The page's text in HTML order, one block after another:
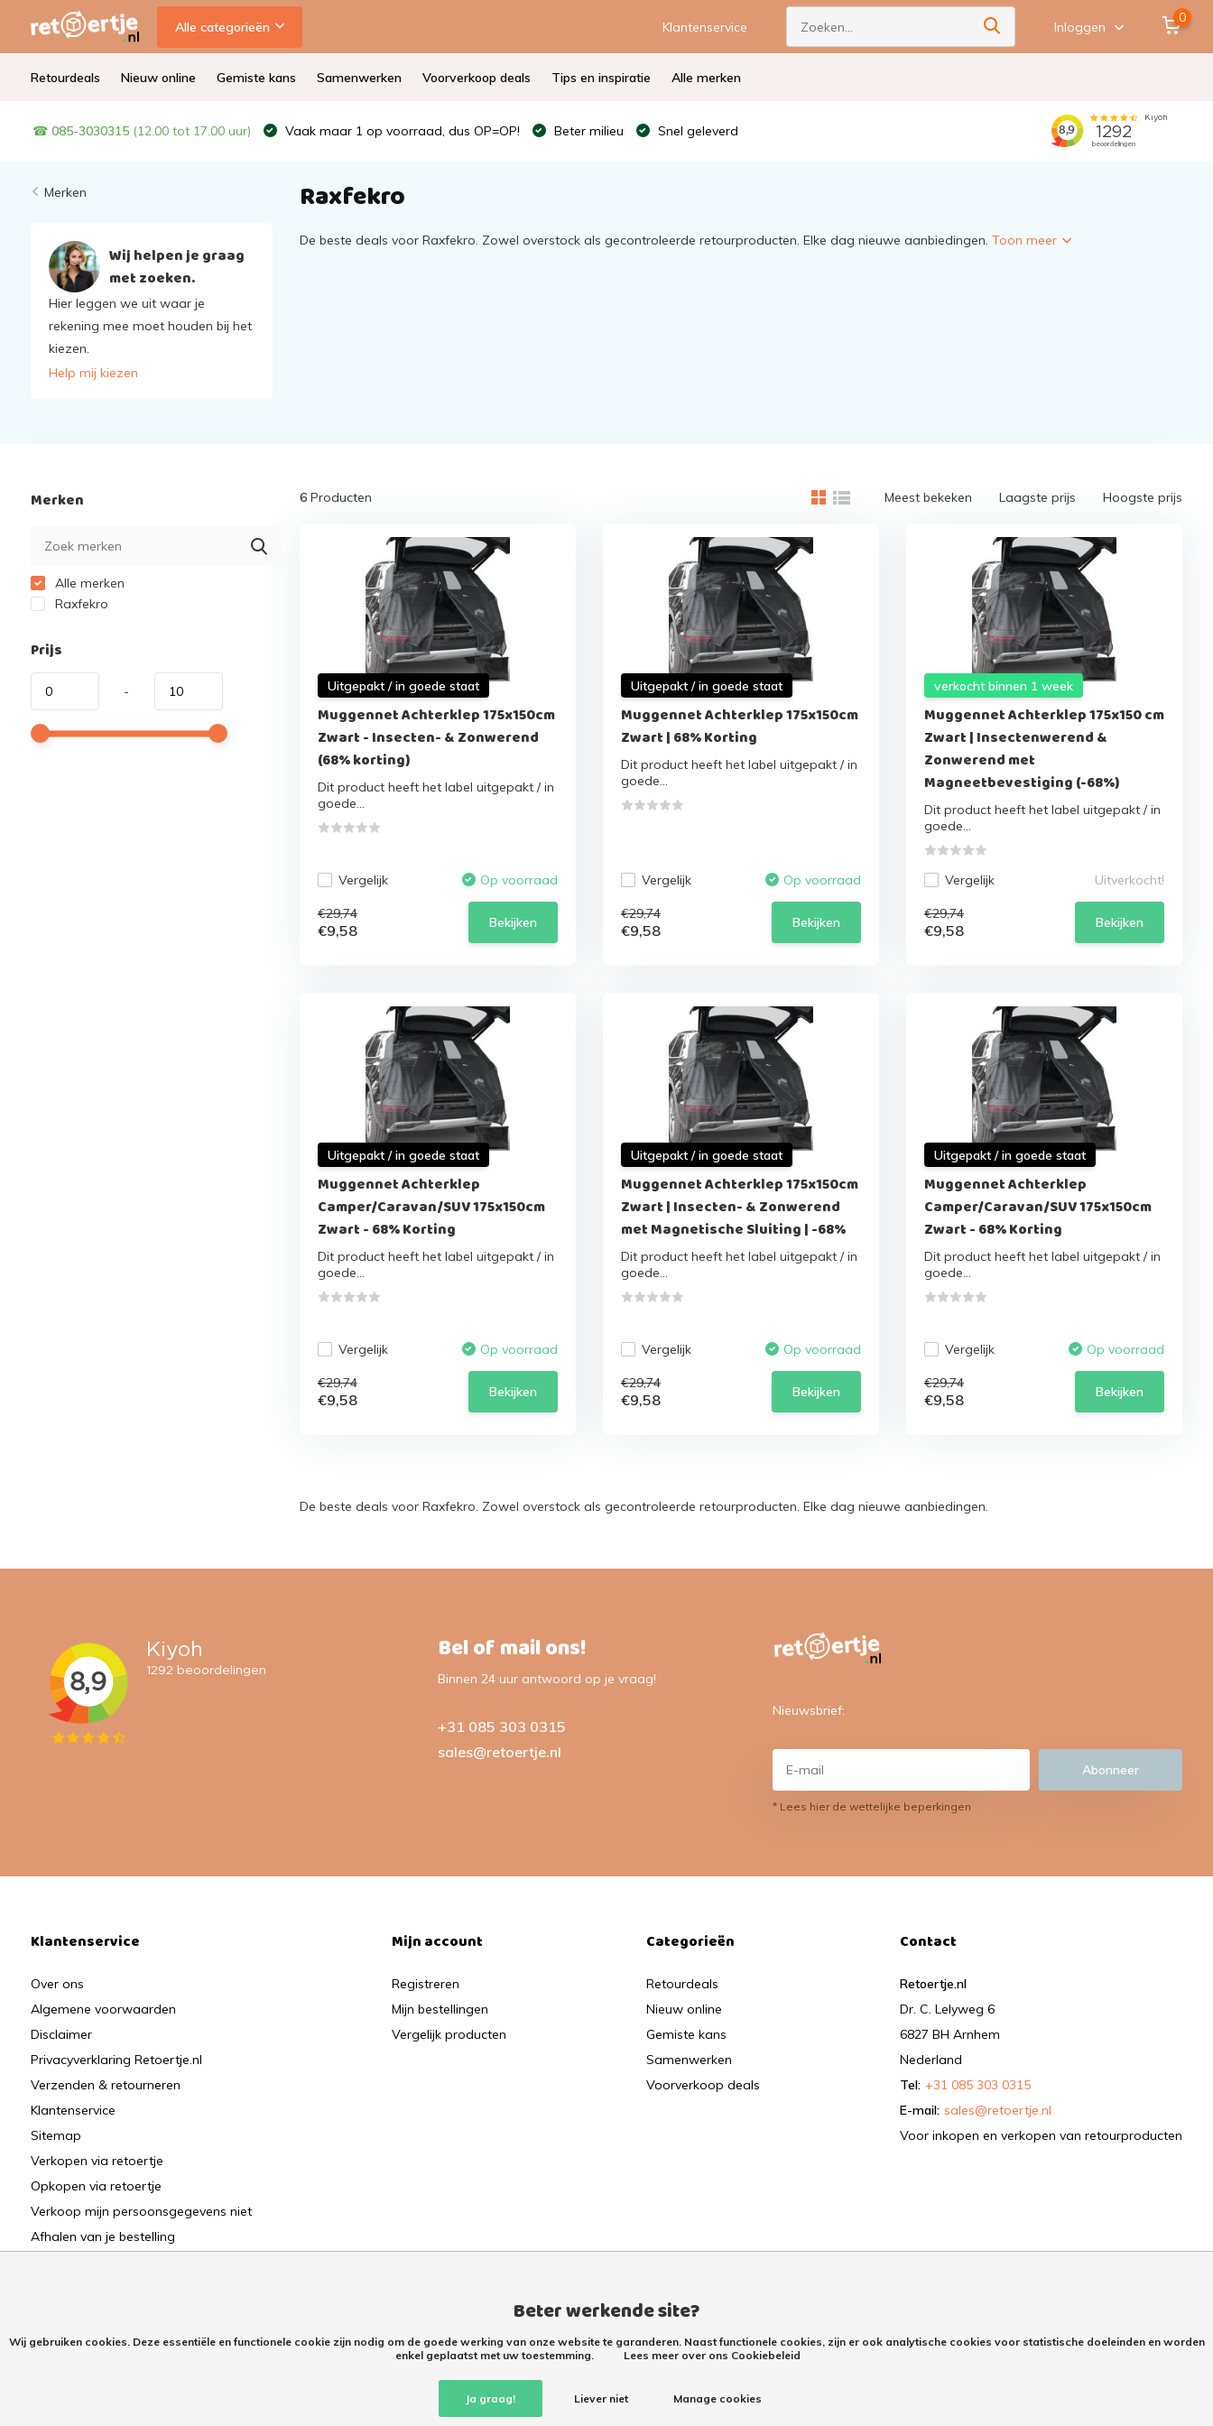
Alle categorieën Klantenservice Inloggen
0
Retourdeals Nieuw online Gemiste kans Samenwerken Voorverkoop deals Tips en inspiratie Alle merken
☎ 085-3030315 (12.00 tot 17.00 uur) Vaak maar 1 op voorraad, dus OP=OP! Beter milieu Snel geleverd
Merken
Wij helpen je graag
met zoeken.
Hier leggen we uit waar je
rekening mee moet houden bij het
kiezen.
Help mij kiezen
Raxfekro
De beste deals voor Raxfekro. Zowel overstock als gecontroleerde retourproducten. Elke dag nieuwe aanbiedingen. Toon meer
Merken
Alle merken
Raxfekro
Prijs
-
6Producten Meest bekeken Laagste prijs Hoogste prijs
Uitgepakt / in goede staat
Muggennet Achterklep 175x150cm
Zwart - Insecten- & Zonwerend
(68% korting)
Dit product heeft het label uitgepakt / in
goede...
Vergelijk Op voorraad
€29,74
€9,58 Bekijken
Uitgepakt / in goede staat
Muggennet Achterklep 175x150cm
Zwart | 68% Korting
Dit product heeft het label uitgepakt / in
goede...
Vergelijk Op voorraad
€29,74
€9,58 Bekijken
verkocht binnen 1 week
Muggennet Achterklep 175x150 cm
Zwart | Insectenwerend &
Zonwerend met
Magneetbevestiging (-68%)
Dit product heeft het label uitgepakt / in
goede...
Vergelijk Uitverkocht!
€29,74
€9,58 Bekijken
Uitgepakt / in goede staat
Muggennet Achterklep
Camper/Caravan/SUV 175x150cm
Zwart - 68% Korting
Dit product heeft het label uitgepakt / in
goede...
Vergelijk Op voorraad
€29,74
€9,58 Bekijken
Uitgepakt / in goede staat
Muggennet Achterklep 175x150cm
Zwart | Insecten- & Zonwerend
met Magnetische Sluiting | -68%
Dit product heeft het label uitgepakt / in
goede...
Vergelijk Op voorraad
€29,74
€9,58 Bekijken
Uitgepakt / in goede staat
Muggennet Achterklep
Camper/Caravan/SUV 175x150cm
Zwart - 68% Korting
Dit product heeft het label uitgepakt / in
goede...
Vergelijk Op voorraad
€29,74
€9,58 Bekijken
De beste deals voor Raxfekro. Zowel overstock als gecontroleerde retourproducten. Elke dag nieuwe aanbiedingen.
Bel of mail ons!
Binnen 24 uur antwoord op je vraag!
+31 085 303 0315
sales@retoertje.nl
Nieuwsbrief:
Abonneer
* Lees hier de wettelijke beperkingen
Klantenservice
Over ons
Algemene voorwaarden
Disclaimer
Privacyverklaring Retoertje.nl
Verzenden & retourneren
Klantenservice
Sitemap
Verkopen via retoertje
Opkopen via retoertje
Verkoop mijn persoonsgegevens niet
Afhalen van je bestelling
Mijn account
Registreren
Mijn bestellingen
Vergelijk producten
Categorieën
Retourdeals
Nieuw online
Gemiste kans
Samenwerken
Voorverkoop deals
Contact
Retoertje.nl
Dr. C. Lelyweg 6
6827 BH Arnhem
Nederland
Tel: +31 085 303 0315
E-mail: sales@retoertje.nl
Voor inkopen en verkopen van retourproducten
Retourproducten kopen met korting – tweede kans
Retoertje.nl
Beter werkende site?
Wij gebruiken cookies. Deze essentiële en functionele cookie zijn nodig om de goede werking van onze website te garanderen. Naast functionele cookies, zijn er ook analytische cookies voor statistische doeleinden en worden
enkel geplaatst met uw toestemming.
Lees meer over ons Cookiebeleid
Ja graag! Liever niet Manage cookies